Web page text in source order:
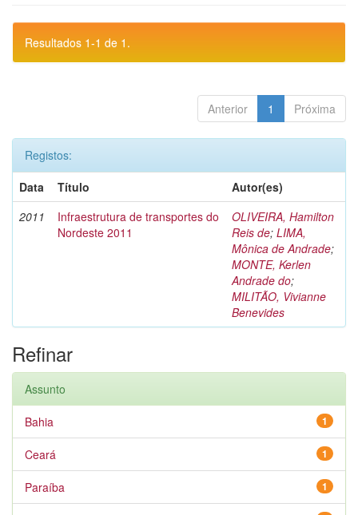
Resultados 1-1 de 1.
Anterior 1 Próxima
Registos:
Data
Título
Autor(es)
2011
Infraestrutura de transportes do
Nordeste 2011
OLIVEIRA, Hamilton
Reis de; LIMA,
Mônica de Andrade;
MONTE, Kerlen
Andrade do;
MILITÃO, Vivianne
Benevides
Refinar
Assunto
1
Bahia
1
Ceará
1
Paraíba